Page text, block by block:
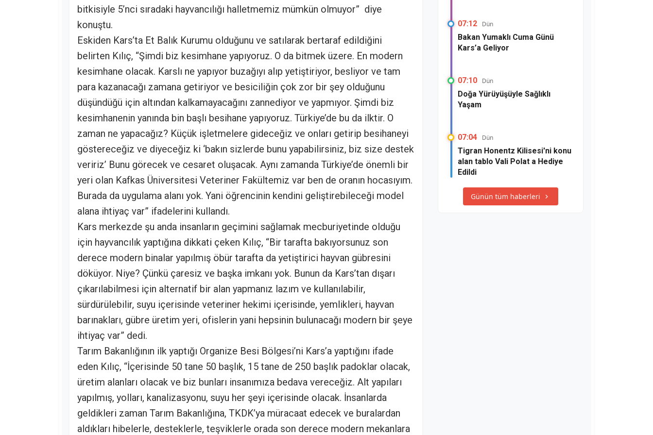
bitkisiyle 5’nci sıradaki hayvancılığı halletmemiz mümkün olmuyor” diye
konuştu.
Eskiden Kars’ta Et Balık Kurumu olduğunu ve satılarak bertaraf edildiğini
belirten Kılıç, “Şimdi biz kesimhane yapıyoruz. O da bitmek üzere. En modern
kesimhane olacak. Karslı ne yapıyor buzağıyı alıp yetiştiriyor, besliyor ve tam
para kazanacağı zamana getiriyor ve besiciliğin çok zor bir şey olduğunu
düşündüğü için altından kalkamayacağını zannediyor ve yapmıyor. Şimdi biz
kesimhanenin yanında bin başlı besihane yapıyoruz. Türkiye’de bu da ilktir. O
zaman ne yapacağız? Küçük işletmelere gideceğiz ve onları getirip besihaneyi
göstereceğiz ve diyeceğiz ki ‘bakın sizlerde bunu yapabilirsiniz, biz size destek
veririz’ Bunu görecek ve cesaret oluşacak. Aynı zamanda Türkiye’de önemli bir
yeri olan Kafkas Üniversitesi Veteriner Fakültemiz var ben de oranın hocasıyım.
Burada da uygulama alanı yok. Yani öğrencinin kendini geliştirebileceği model
alana ihtiyaç var” ifadelerini kullandı.
Kars merkezde şu anda insanların geçimini sağlamak mecburiyetinde olduğu
için hayvancılık yaptığına dikkati çeken Kılıç, “Bir tarafta bakıyorsunuz son
derece modern binalar yapılmış öbür tarafta da yetiştirici hayvan gübresini
döküyor. Niye? Çünkü çaresiz ve başka imkanı yok. Bunun da Kars’tan dışarı
çıkarılabilmesi için alternatif bir alan yapmanız lazım ve kullanılabilir,
sürdürülebilir, suyu içerisinde veteriner hekimi içerisinde, yemlikleri, hayvan
barınakları, gübre üretim yeri, ofislerin yani hepsinin bulunacağı modern bir şeye
ihtiyaç var” dedi.
Tarım Bakanlığının ilk yaptığı Organize Besi Bölgesi’ni Kars’a yaptığını ifade
eden Kılıç, “İçerisinde 50 tane 50 başlık, 15 tane de 250 başlık padoklar olacak,
üretim alanları olacak ve biz bunları insanımıza bedava vereceğiz. Alt yapıları
yapılmış, yolları, kanalizasyonu, suyu her şeyi içerisinde olacak. İnsanlarda
geldikleri zaman Tarım Bakanlığına, TKDK’ya müracaat edecek ve buralardan
aldıkları hibelerle, desteklerle, teşviklerle orada son derece modern mekanlara
07:12 Dün
Bakan Yumaklı Cuma Günü
Kars’a Geliyor
07:10 Dün
Doğa Yürüyüşüyle Sağlıklı
Yaşam
07:04 Dün
Tigran Honentz Kilisesi'ni konu
alan tablo Vali Polat a Hediye
Edildi
Günün tüm haberleri